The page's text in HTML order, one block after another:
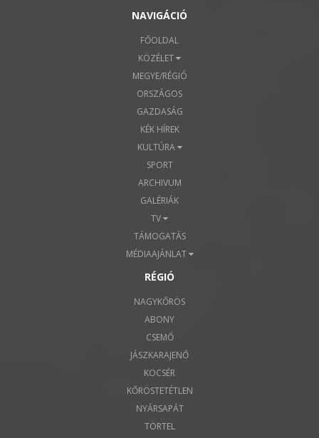
NAVIGÁCIÓ
FŐOLDAL
KÖZÉLET
MEGYE/RÉGIÓ
ORSZÁGOS
GAZDASÁG
KÉK HÍREK
KULTÚRA
SPORT
ARCHIVUM
GALÉRIÁK
TV
TÁMOGATÁS
MÉDIAAJÁNLAT
RÉGIÓ
NAGYKŐRÖS
ABONY
CSEMŐ
JÁSZKARAJENŐ
KOCSÉR
KŐRÖSTETÉTLEN
NYÁRSAPÁT
TÖRTEL